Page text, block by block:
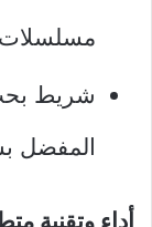
شريط
المفضل
أداء وتقنية